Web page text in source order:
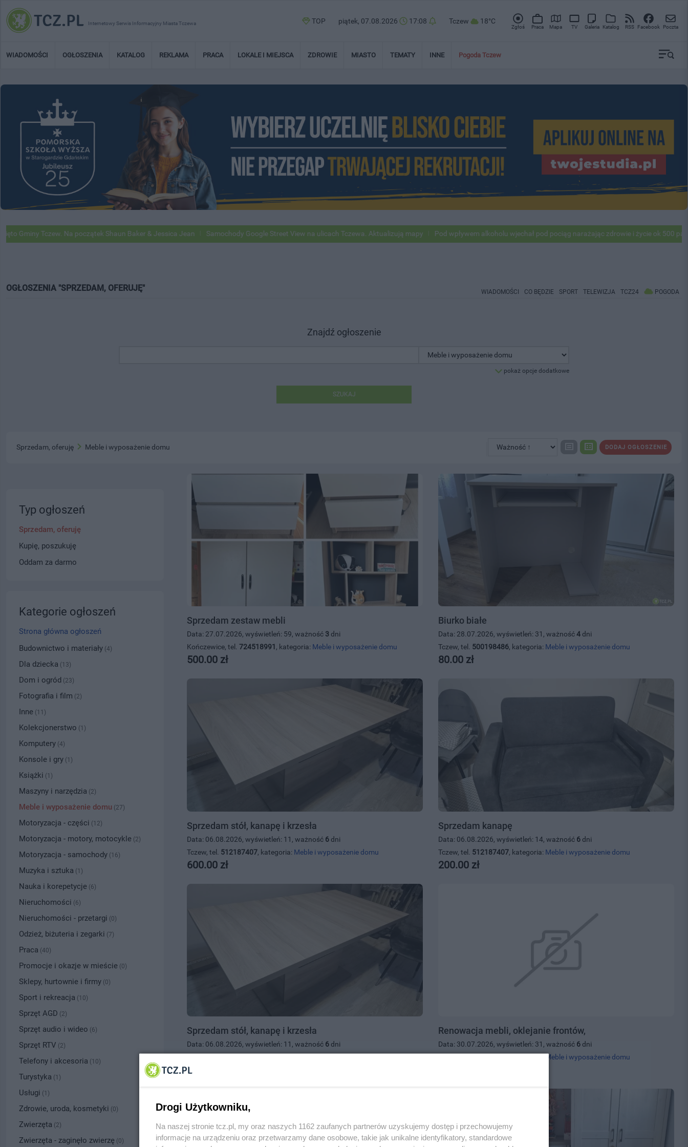
Internetowy Serwis Informacyjny Miasta Tczewa TOP piątek, 07.08.2026 17:08 Tczew 18°C
Zgłoś Praca Mapa TV Galeria Katalog RSS Facebook Poczta
WIADOMOŚCI OGŁOSZENIA KATALOG REKLAMA PRACA LOKALE I MIEJSCA ZDROWIE MIASTO TEMATY INNE Pogoda Tczew
Na początek Shaun Baker & Jessica Jean Samochody Google Street View na ulicach Tczewa. Aktualizują mapy Pod wpływem alkoholu wjechał pod pociąg narażając zdrowie i życie ok 500 pasażerów! PKP
OGŁOSZENIA "SPRZEDAM, OFERUJĘ" WIADOMOŚCI CO BĘDZIE SPORT TELEWIZJA TCZ24 POGODA
Znajdź ogłoszenie
pokaż opcje dodatkowe
SZUKAJ
DODAJ OGŁOSZENIE
Sprzedam, oferuję Meble i wyposażenie domu
Sprzedam zestaw mebli
Data: 27.07.2026, wyświetleń: 59, ważność 3dni
Kończewice, tel. 724518991 , kategoria: Meble i wyposażenie domu
500.00 zł
Biurko białe
Data: 28.07.2026, wyświetleń: 31, ważność4dni
Tczew, tel. 500198486, kategoria: Meble i wyposażenie domu
80.00 zł
Sprzedam stół, kanapę i krzesła
Data: 06.08.2026, wyświetleń: 11, ważność 6dni
Tczew, tel. 512187407, kategoria: Meble i wyposażenie domu
600.00 zł
Sprzedam kanapę
Data: 06.08.2026, wyświetleń: 14, ważność 6dni
Tczew, tel. 512187407, kategoria: Meble i wyposażenie domu
200.00 zł
Sprzedam stół, kanapę i krzesła
Data: 06.08.2026, wyświetleń: 11, ważność 6dni
600.00 zł
Renowacja mebli, oklejanie frontów,
Data: 30.07.2026, wyświetleń: 31, ważność 6dni
Meble i wyposażenie domu
Typ ogłoszeń
Sprzedam, oferuję
Kupię, poszukuję
Oddam za darmo
Kategorie ogłoszeń
Strona główna ogłoszeń
Budownictwo i materiały (4)
Dla dziecka (13)
Dom i ogród (23)
Fotografia i film (2)
Inne (11)
Kolekcjonerstwo (1)
Komputery (4)
Konsole i gry (1)
Książki (1)
Maszyny i narzędzia (2)
Meble i wyposażenie domu (27)
Motoryzacja - części (12)
Motoryzacja - motory, motocykle (2)
Motoryzacja - samochody (16)
Muzyka i sztuka (1)
Nauka i korepetycje (6)
Nieruchomości (6)
Nieruchomości - przetargi (0)
Odzież, biżuteria i zegarki (7)
Praca (40)
Promocje i okazje w mieście (0)
Sklepy, hurtownie i firmy (0)
Sport i rekreacja (10)
Sprzęt AGD (2)
Sprzęt audio i wideo (6)
Sprzęt RTV (2)
Telefony i akcesoria (10)
Turystyka (1)
Usługi (1)
Zdrowie, uroda, kosmetyki (0)
Zwierzęta (2)
Zwierzęta - zaginęło zwierzę (0)
Drogi Użytkowniku,
Na naszej stronie tcz.pl, my oraz naszych 1162 zaufanych partnerów uzyskujemy dostęp i przechowujemy
informacje na urządzeniu oraz przetwarzamy dane osobowe, takie jak unikalne identyfikatory, standardowe